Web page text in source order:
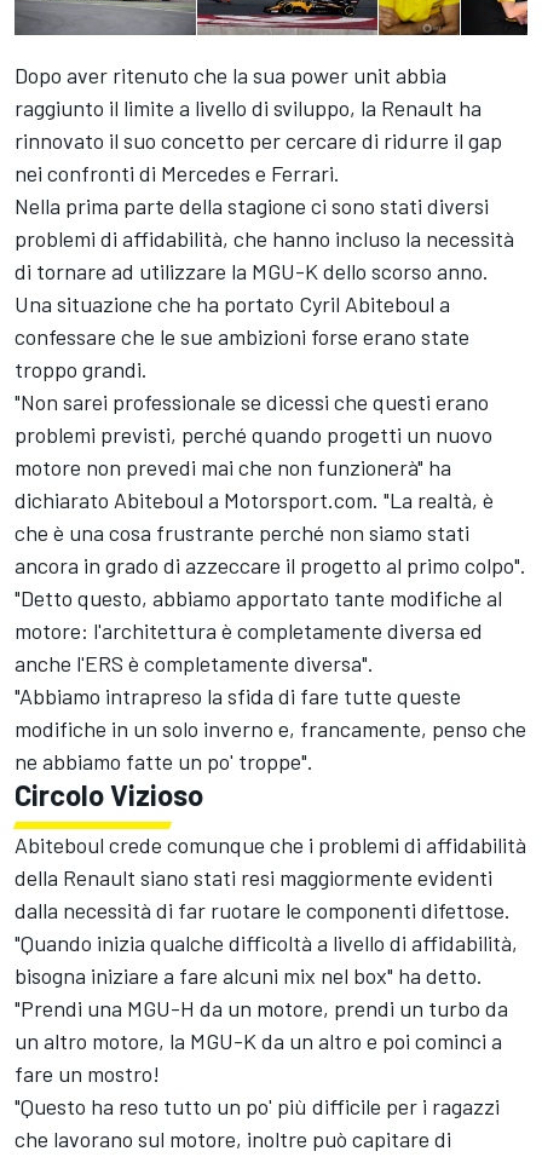
Dopo aver ritenuto che la sua power unit abbia
raggiunto il limite a livello di sviluppo, la Renault ha
rinnovato il suo concetto per cercare di ridurre il gap
nei confronti di Mercedes e Ferrari.
Nella prima parte della stagione ci sono stati diversi
problemi di affidabilità, che hanno incluso la necessità
di tornare ad utilizzare la MGU-K dello scorso anno.
Una situazione che ha portato Cyril Abiteboul a
confessare che le sue ambizioni forse erano state
troppo grandi.
"Non sarei professionale se dicessi che questi erano
problemi previsti, perché quando progetti un nuovo
motore non prevedi mai che non funzionerà" ha
dichiarato Abiteboul a Motorsport.com. "La realtà, è
che è una cosa frustrante perché non siamo stati
ancora in grado di azzeccare il progetto al primo colpo".
"Detto questo, abbiamo apportato tante modifiche al
motore: l'architettura è completamente diversa ed
anche l'ERS è completamente diversa".
"Abbiamo intrapreso la sfida di fare tutte queste
modifiche in un solo inverno e, francamente, penso che
ne abbiamo fatte un po' troppe".
Circolo Vizioso
Abiteboul crede comunque che i problemi di affidabilità
della Renault siano stati resi maggiormente evidenti
dalla necessità di far ruotare le componenti difettose.
"Quando inizia qualche difficoltà a livello di affidabilità,
bisogna iniziare a fare alcuni mix nel box" ha detto.
"Prendi una MGU-H da un motore, prendi un turbo da
un altro motore, la MGU-K da un altro e poi cominci a
fare un mostro!
"Questo ha reso tutto un po' più difficile per i ragazzi
che lavorano sul motore, inoltre può capitare di